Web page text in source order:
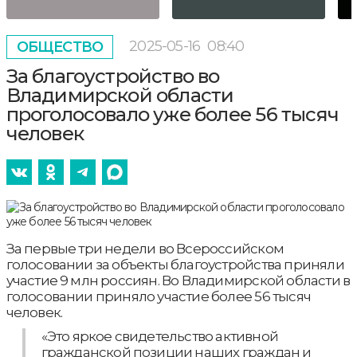
ОБЩЕСТВО 2025-05-16 08:40
За благоустройство во
Владимирской области
проголосовало уже более 56 тысяч
человек
За первые три недели во Всероссийском
голосовании за объекты благоустройства приняли
участие 9 млн россиян. Во Владимирской области в
голосовании приняло участие более 56 тысяч
человек.
«Это яркое свидетельство активной
гражданской позиции наших граждан и